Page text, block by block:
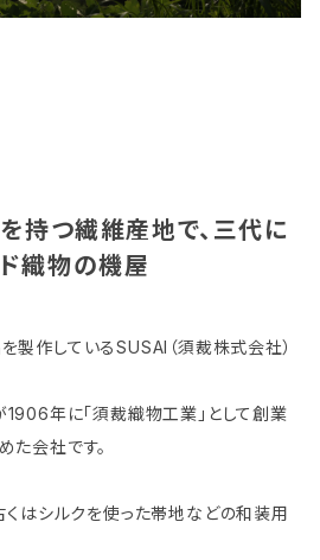
持つ繊維産地で、三代に
織物の機屋
作しているSUSAI（須裁株式会社）
年に「須裁織物工業」として創業
た会社です。
くはシルクを使った帯地などの和装用